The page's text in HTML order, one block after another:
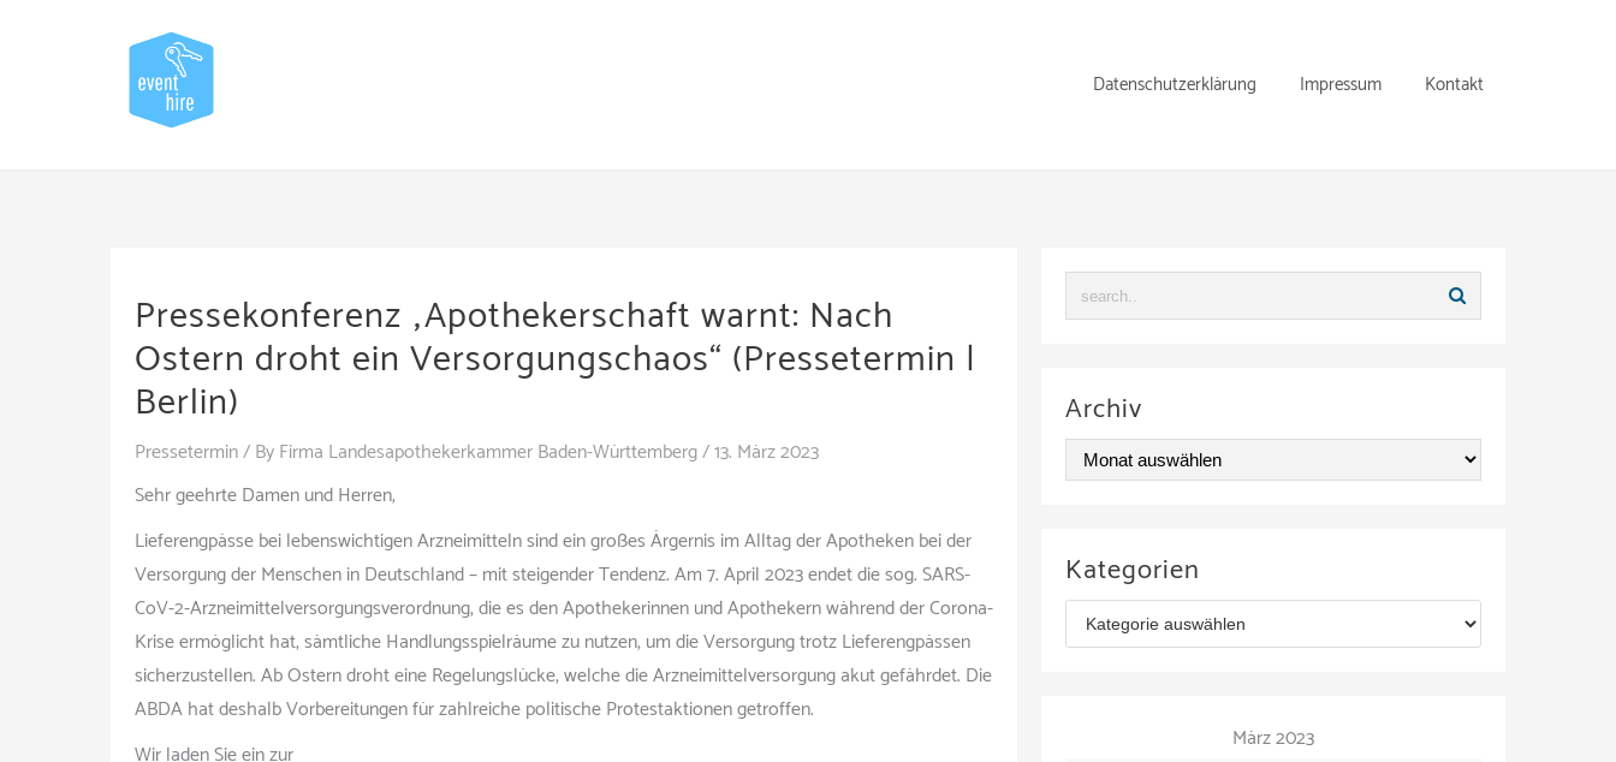
Datenschutzerklärung Impressum Kontakt
Pressekonferenz „Apothekerschaft warnt: Nach
Ostern droht ein Versorgungschaos“ (Pressetermin |
Berlin)
Pressetermin/ ByFirma Landesapothekerkammer Baden-Württemberg/13. März 2023
Sehr geehrte Damen und Herren,
Lieferengpässe bei lebenswichtigen Arzneimitteln sind ein großes Ärgernis im Alltag der Apotheken bei der
Versorgung der Menschen in Deutschland – mit steigender Tendenz. Am 7. April 2023 endet die sog. SARS-
CoV-2-Arzneimittelversorgungsverordnung, die es den Apothekerinnen und Apothekern während der Corona-
Krise ermöglicht hat, sämtliche Handlungsspielräume zu nutzen, um die Versorgung trotz Lieferengpässen
sicherzustellen. Ab Ostern droht eine Regelungslücke, welche die Arzneimittelversorgung akut gefährdet. Die
ABDA hat deshalb Vorbereitungen für zahlreiche politische Protestaktionen getroffen.
Wir laden Sie ein zur
Archiv
hKategorien
März 2023